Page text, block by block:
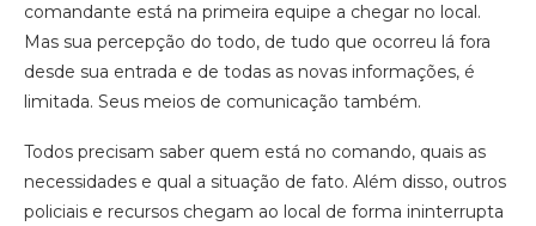
comandante está na primeira equipe a chegar no local.
Mas sua percepção do todo, de tudo que ocorreu lá fora
desde sua entrada e de todas as novas informações, é
limitada. Seus meios de comunicação também.
Todos precisam saber quem está no comando, quais as
necessidades e qual a situação de fato. Além disso, outros
policiais e recursos chegam ao local de forma ininterrupta